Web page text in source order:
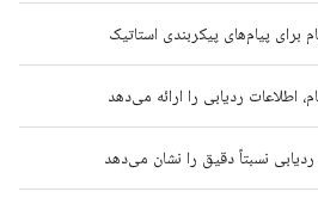
برای پیام‌های پیکربندی استاتیک
اطلاعات ردیابی را ارائه می‌دهد
نسبتاً دقیق را نشان می‌دهد